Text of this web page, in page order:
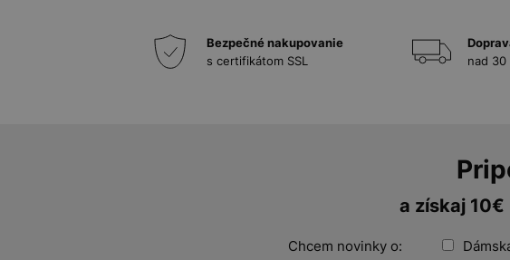
Bezpečné nakupovanie
s certifikátom SSL
nad 30
a získaj
Chcem novinky o: